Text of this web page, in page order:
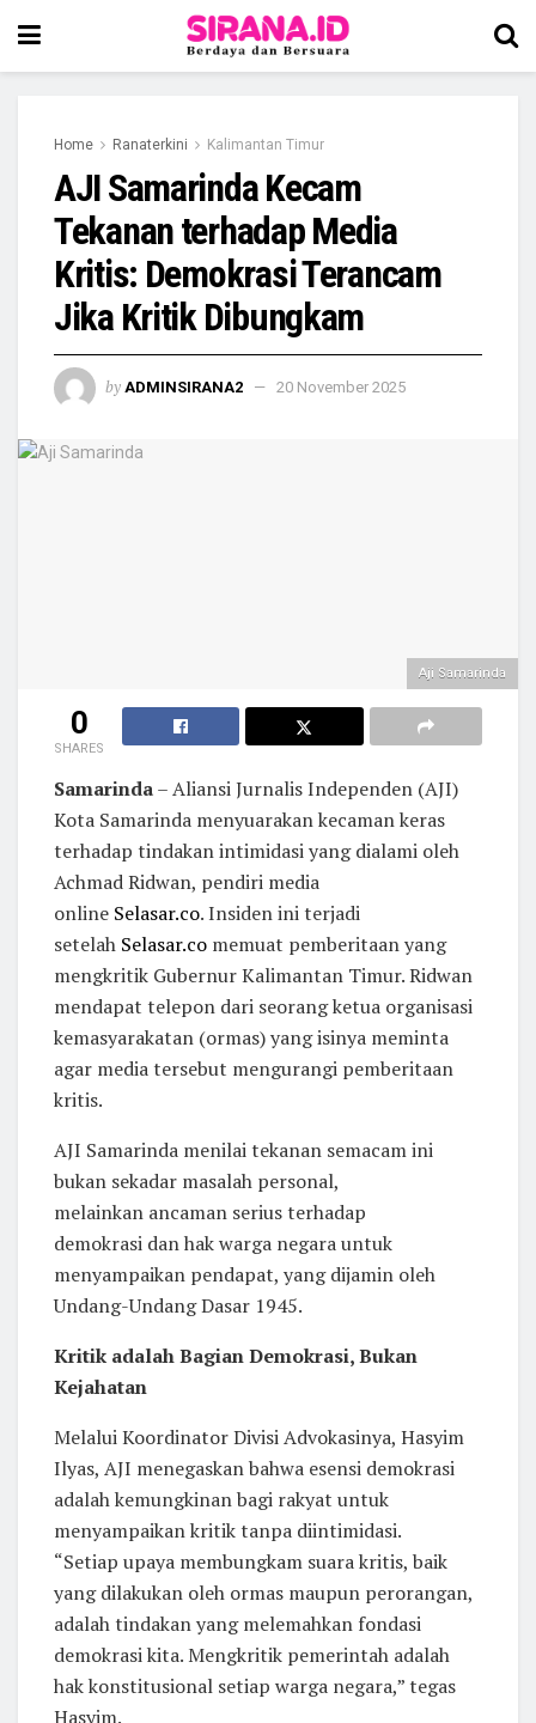
Home Ranaterkini Kalimantan Timur
AJI Samarinda Kecam
Tekanan terhadap Media
Kritis: Demokrasi Terancam
Jika Kritik Dibungkam
by ADMINSIRANA2 20 November 2025
Aji Samarinda
0
SHARES
Samarinda– Aliansi Jurnalis Independen (AJI)
Kota Samarinda menyuarakan kecaman keras
terhadap tindakan intimidasi yang dialami oleh
Achmad Ridwan, pendiri media
online Selasar.co. Insiden ini terjadi
setelah Selasar.co memuat pemberitaan yang
mengkritik Gubernur Kalimantan Timur. Ridwan
mendapat telepon dari seorang ketua organisasi
kemasyarakatan (ormas) yang isinya meminta
agar media tersebut mengurangi pemberitaan
kritis.
AJI Samarinda menilai tekanan semacam ini
bukan sekadar masalah personal,
melainkan ancaman serius terhadap
demokrasi dan hak warga negara untuk
menyampaikan pendapat, yang dijamin oleh
Undang-Undang Dasar 1945.
Kritik adalah Bagian Demokrasi, Bukan
Kejahatan
Melalui Koordinator Divisi Advokasinya, Hasyim
Ilyas, AJI menegaskan bahwa esensi demokrasi
adalah kemungkinan bagi rakyat untuk
menyampaikan kritik tanpa diintimidasi.
“Setiap upaya membungkam suara kritis, baik
yang dilakukan oleh ormas maupun perorangan,
adalah tindakan yang melemahkan fondasi
demokrasi kita. Mengkritik pemerintah adalah
hak konstitusional setiap warga negara,” tegas
Hasyim.